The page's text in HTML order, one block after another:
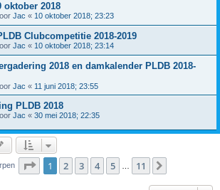
oktober 2018
Jac « 10 oktober 2018; 23:23
Clubcompetitie 2018-2019
Jac « 10 oktober 2018; 23:14
2018 en damkalender PLDB 2018-
Jac « 11 juni 2018; 23:55
PLDB 2018
Jac « 30 mei 2018; 22:35
Pagina van 11
1 2 3 4 5 11